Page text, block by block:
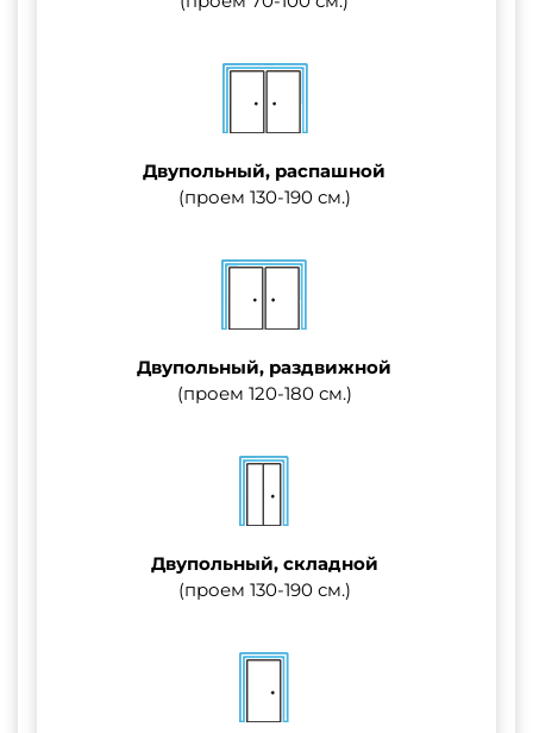
Двупольный, распашной
(проем 130-190 см.)
Двупольный, раздвижной
(проем 120-180 см.)
Двупольный, складной
(проем 130-190 см.)